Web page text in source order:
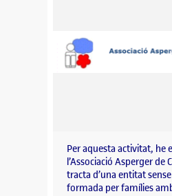
Per aquesta activitat, he
l’Associació Asperger de
tracta d’una entitat
formada per famílies